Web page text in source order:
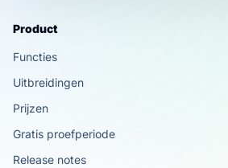
Product
Functies
Uitbreidingen
Prijzen
Gratis proefperiode
Release notes